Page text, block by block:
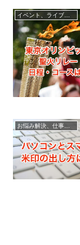
イベント、ライブ最新情報
お悩み解決、仕事に役立つ情報